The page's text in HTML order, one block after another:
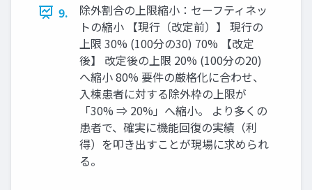
9.
除外割合の上限縮小：セーフティネッ
トの縮小 【現行（改定前）】 現行の
上限 30% (100分の30) 70% 【改定
後】 改定後の上限 20% (100分の20)
へ縮小 80% 要件の厳格化に合わせ、
入棟患者に対する除外枠の上限が
「30% ⇒ 20%」へ縮小。 より多くの
患者で、確実に機能回復の実績（利
得）を叩き出すことが現場に求められ
る。